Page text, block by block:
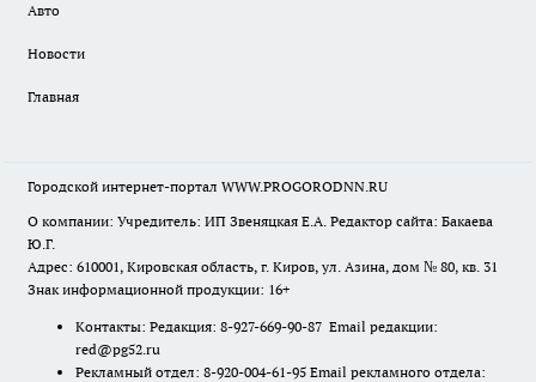
Авто
Новости
Главная
Городской интернет-портал WWW.PROGORODNN.RU
О компании: Учредитель: ИП Звеняцкая Е.А. Редактор сайта: Бакаева
Ю.Г.
Адрес: 610001, Кировская область, г. Киров, ул. Азина, дом № 80, кв. 31
Знак информационной продукции: 16+
Контакты: Редакция: 8-927-669-90-87 Email редакции:
red@pg52.ru
Рекламный отдел: 8-920-004-61-95 Email рекламного отдела: